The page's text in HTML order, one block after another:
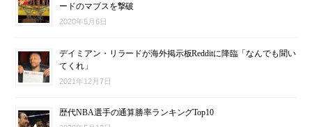
ードのマブスを撃破
2020年5月6日
デイミアン・リラードが海外掲示板Redditに降臨「なんでも聞い
てくれ」
2021年12月7日
歴代NBA選手の通算勝率ランキングTop10